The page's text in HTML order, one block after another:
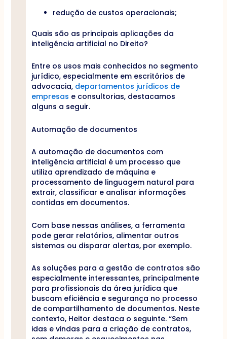
redução de custos operacionais;
Quais são as principais aplicações da
inteligência artificial no Direito?
Entre os usos mais conhecidos no segmento
jurídico, especialmente em escritórios de
advocacia, departamentos jurídicos de
empresas e consultorias, destacamos
alguns a seguir.
Automação de documentos
A automação de documentos com
inteligência artificial é um processo que
utiliza aprendizado de máquina e
processamento de linguagem natural para
extrair, classificar e analisar informações
contidas em documentos.
Com base nessas análises, a ferramenta
pode gerar relatórios, alimentar outros
sistemas ou disparar alertas, por exemplo.
As soluções para a gestão de contratos são
especialmente interessantes, principalmente
para profissionais da área jurídica que
buscam eficiência e segurança no processo
de compartilhamento de documentos. Neste
contexto, Heitor destaca o seguinte. “Sem
idas e vindas para a criação de contratos,